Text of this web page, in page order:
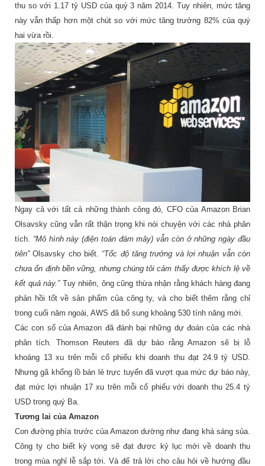
thu so với 1.17 tỷ USD của quý 3 năm 2014. Tuy nhiên, mức tăng
này vẫn thấp hơn một chút so với mức tăng trưởng 82% của quý
hai vừa rồi.
Ngay cả với tất cả những thành công đó, CFO của Amazon Brian
Olsavsky cũng vẫn rất thận trọng khi nói chuyện với các nhà phân
tích. “Mô hình này (điện toán đám mây) vẫn còn ở những ngày đầu
tiên”Olsavsky cho biết. “Tốc độ tăng trưởng và lợi nhuận vẫn còn
chưa ổn định bền vững, nhưng chúng tôi cảm thấy được khích lệ về
kết quả này.”Tuy nhiên, ông cũng thừa nhận rằng khách hàng đang
phản hồi tốt về sản phẩm của công ty, và cho biết thêm rằng chỉ
trong cuối năm ngoái, AWS đã bổ sung khoảng 530 tính năng mới.
Các con số của Amazon đã đánh bại những dự đoán của các nhà
phân tích. Thomson Reuters đã dự báo rằng Amazon sẽ bị lỗ
khoảng 13 xu trên mỗi cổ phiếu khi doanh thu đạt 24.9 tỷ USD.
Nhưng gã khổng lồ bán lẻ trực tuyến đã vượt qua mức dự báo này,
đạt mức lợi nhuận 17 xu trên mỗi cổ phiếu với doanh thu 25.4 tỷ
USD trong quý Ba.
Tương lai của Amazon
Con đường phía trước của Amazon dường như đang khá sáng sủa.
Công ty cho biết kỳ vọng sẽ đạt được kỷ lục mới về doanh thu
trong mùa nghỉ lễ sắp tới. Và để trả lời cho câu hỏi về hướng đầu